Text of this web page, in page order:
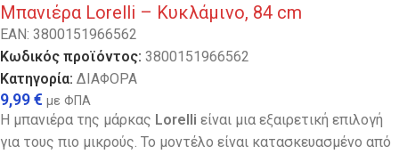
Μπανιέρα Lorelli – Κυκλάμινο, 84 cm
EAN: 3800151966562
Κωδικός προϊόντος: 3800151966562
Κατηγορία: ΔΙΑΦΟΡΑ
9,99€ με ΦΠΑ
Η μπανιέρα της μάρκας Lorelli είναι μια εξαιρετική επιλογή
για τους πιο μικρούς. Το μοντέλο είναι κατασκευασμένο από